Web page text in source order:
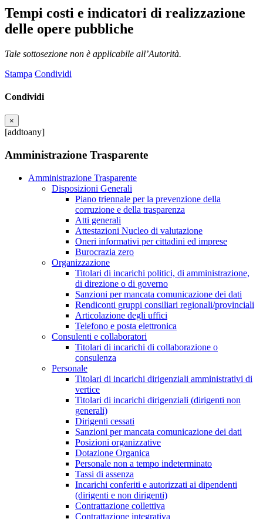
Tempi costi e indicatori di realizzazione
delle opere pubbliche
Tale sottosezione non è applicabile all’Autorità.
Stampa Condividi
Condividi
×
[addtoany]
Amministrazione Trasparente
Amministrazione Trasparente
Disposizioni Generali
Piano triennale per la prevenzione della
corruzione e della trasparenza
Atti generali
Attestazioni Nucleo di valutazione
Oneri informativi per cittadini ed imprese
Burocrazia zero
Organizzazione
Titolari di incarichi politici, di amministrazione,
di direzione o di governo
Sanzioni per mancata comunicazione dei dati
Rendiconti gruppi consiliari regionali/provinciali
Articolazione degli uffici
Telefono e posta elettronica
Consulenti e collaboratori
Titolari di incarichi di collaborazione o
consulenza
Personale
Titolari di incarichi dirigenziali amministrativi di
vertice
Titolari di incarichi dirigenziali (dirigenti non
generali)
Dirigenti cessati
Sanzioni per mancata comunicazione dei dati
Posizioni organizzative
Dotazione Organica
Personale non a tempo indeterminato
Tassi di assenza
Incarichi conferiti e autorizzati ai dipendenti
(dirigenti e non dirigenti)
Contrattazione collettiva
Contrattazione integrativa